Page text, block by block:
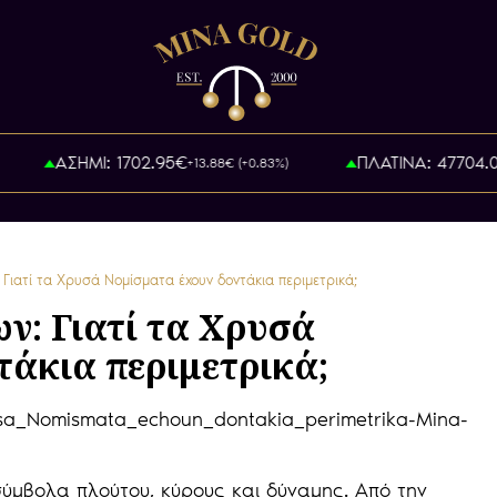
ΑΣΗΜΙ: 1702.95€+13.88€ (+0.83%) ΠΛΑΤΙΝΑ:
τα Χρυσά Νομίσματα έχουν δοντάκια περιμετρικά;
Γιατί τα Χρυσά
περιμετρικά;
πλούτου, κύρους και δύναμης. Από την